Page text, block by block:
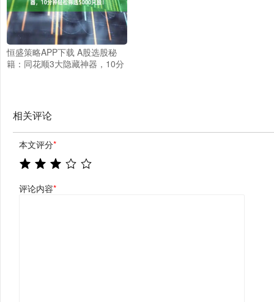
恒盛策略APP下载 A股选股秘
籍：同花顺3大隐藏神器，10分
相关评论
本文评分*
评论内容*